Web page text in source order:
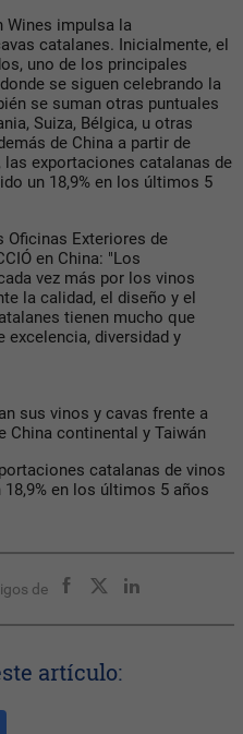
Wines impulsa la
catalanes. Inicialmente, el
uno de los principales
se siguen celebrando la
se suman otras puntuales
Suiza, Bélgica, u otras
de China a partir de
las exportaciones catalanas de
un 18,9% en los últimos 5
Oficinas Exteriores de
en China: "Los
vez más por los vinos
la calidad, el diseño y el
tienen mucho que
excelencia, diversidad y
sus vinos y cavas frente a
China continental y Taiwán
catalanas de vinos
en los últimos 5 años
de
artículo: